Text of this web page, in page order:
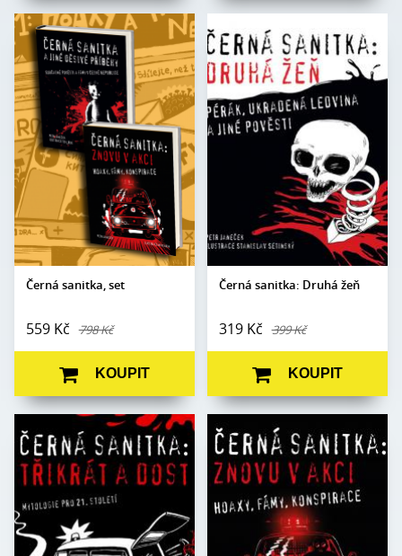
Černá sanitka, set
559 Kč 798 Kč
Autor:
Petr Janeček
Edice:
Fabula
Počet stran:
620
Formát:
145 x 180
Vazba:
V8a (pevná)
Obrazová
část:
Černobílé
ilustrace
Datum vydání:
1. 9. 2021
KOUPIT
Černá sanitka: Druhá žeň
319 Kč 399 Kč
Autor:
Petr Janeček
Sanitka
Počet
stran:
358
Formát:
145 x 180
V8a (pevná)
Černobílé ilustrace
Stanislav Setínský
11. 2. 2021
KOUPIT
Autor:
Petr Janeček
Sanitka
Počet
Formát:
145 x 180
Vazba:
V8a (pevná)
Autor:
Petr Janeček
Sanitka
Počet stran:
264
145 x 180
V8a, pevná